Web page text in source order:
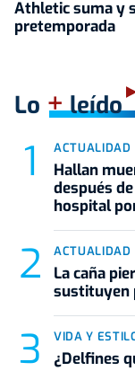
Athletic suma y
pretemporada
Lo +leído
ACTUALIDAD
Hallan
después
hospital
ACTUALIDAD
La caña
sustituyen
VIDA Y
¿Delfines